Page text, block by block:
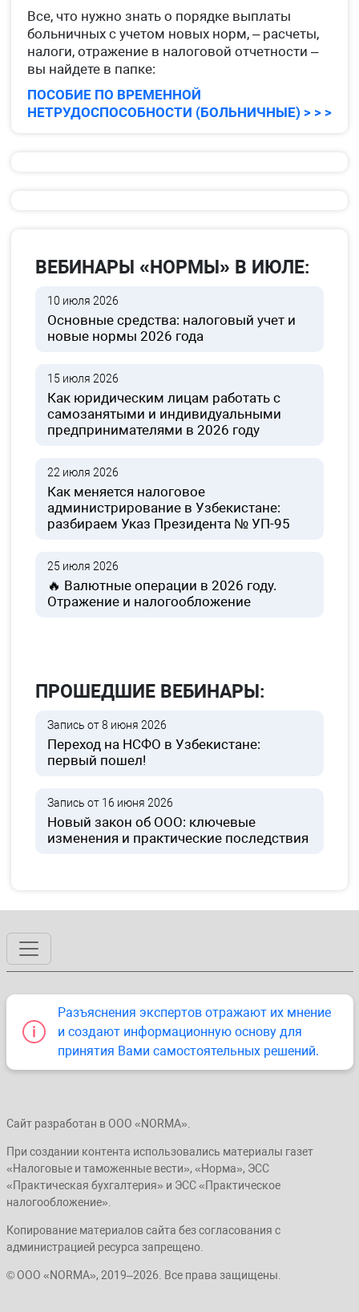
Все, что нужно знать о порядке выплаты
больничных с учетом новых норм, – расчеты,
налоги, отражение в налоговой отчетности –
вы найдете в папке:
ПОСОБИЕ ПО ВРЕМЕННОЙ
НЕТРУДОСПОСОБНОСТИ (БОЛЬНИЧНЫЕ) > > >
ВЕБИНАРЫ «НОРМЫ» В ИЮЛЕ:
10 июля 2026
Основные средства: налоговый учет и
новые нормы 2026 года
15 июля 2026
Как юридическим лицам работать с
самозанятыми и индивидуальными
предпринимателями в 2026 году
22 июля 2026
Как меняется налоговое
администрирование в Узбекистане:
разбираем Указ Президента № УП-95
25 июля 2026
🔥 Валютные операции в 2026 году.
Отражение и налогообложение
ПРОШЕДШИЕ ВЕБИНАРЫ:
Запись от 8 июня 2026
Переход на НСФО в Узбекистане:
первый пошел!
Запись от 16 июня 2026
Новый закон об ООО: ключевые
изменения и практические последствия
Разъяснения экспертов отражают их мнение
и создают информационную основу для
принятия Вами самостоятельных решений.
Сайт разработан в ООО «NORMA».
При создании контента использовались материалы газет
«Налоговые и таможенные вести», «Норма», ЭСС
«Практическая бухгалтерия» и ЭСС «Практическое
налогообложение».
Копирование материалов сайта без согласования с
администрацией ресурса запрещено.
© ООО «NORMA», 2019–2026. Все права защищены.